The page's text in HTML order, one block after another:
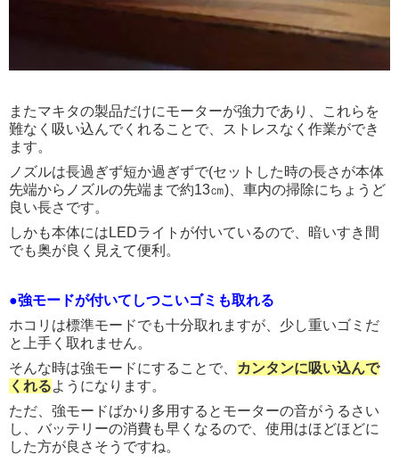
またマキタの製品だけにモーターが強力であり、これらを
難なく吸い込んでくれることで、ストレスなく作業ができ
ます。
ノズルは長過ぎず短か過ぎずで(セットした時の長さが本体
先端からノズルの先端まで約13㎝)、車内の掃除にちょうど
良い長さです。
しかも本体にはLEDライトが付いているので、暗いすき間
でも奥が良く見えて便利。
●強モードが付いてしつこいゴミも取れる
ホコリは標準モードでも十分取れますが、少し重いゴミだ
と上手く取れません。
そんな時は強モードにすることで、
カンタンに吸い込んで
くれるようになります。
ただ、強モードばかり多用するとモーターの音がうるさい
し、バッテリーの消費も早くなるので、使用はほどほどに
した方が良さそうですね。